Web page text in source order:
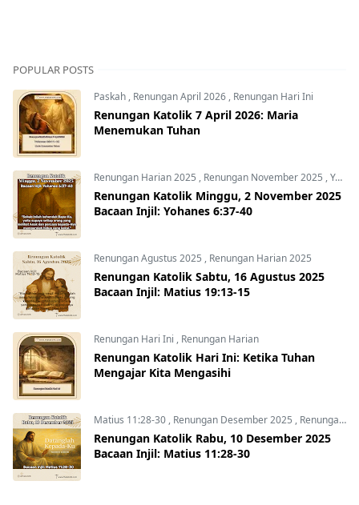
POPULAR POSTS
Paskah, Renungan April 2026, Renungan Hari Ini
Renungan Katolik 7 April 2026: Maria
Menemukan Tuhan
Renungan Harian 2025 , Renungan November 2025 ,Yohanes 6:37-40
Renungan Katolik Minggu, 2 November 2025
Bacaan Injil: Yohanes 6:37-40
Renungan Agustus 2025 , Renungan Harian 2025
Renungan Katolik Sabtu, 16 Agustus 2025
Bacaan Injil: Matius 19:13-15
Renungan Hari Ini , Renungan Harian
Renungan Katolik Hari Ini: Ketika Tuhan
Mengajar Kita Mengasihi
Matius 11:28-30, Renungan Desember 2025 , Renungan Harian 2025
Renungan Katolik Rabu, 10 Desember 2025
Bacaan Injil: Matius 11:28-30